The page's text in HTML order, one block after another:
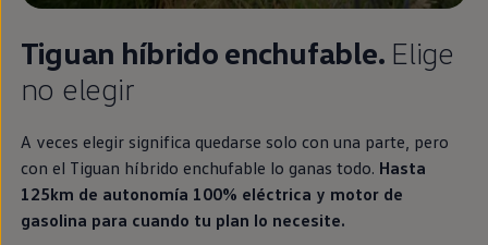
Tiguan híbrido enchufable. Elige
no elegir
A veces elegir significa quedarse solo con una parte, pero
con el Tiguan híbrido enchufable lo ganas todo. Hasta
125km de autonomía 100% eléctrica y motor de
gasolina para cuando tu plan lo necesite.